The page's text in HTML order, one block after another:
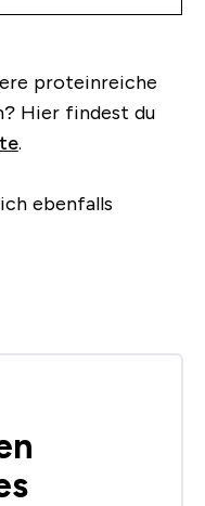
proteinreiche
Hier findest du
.
ebenfalls